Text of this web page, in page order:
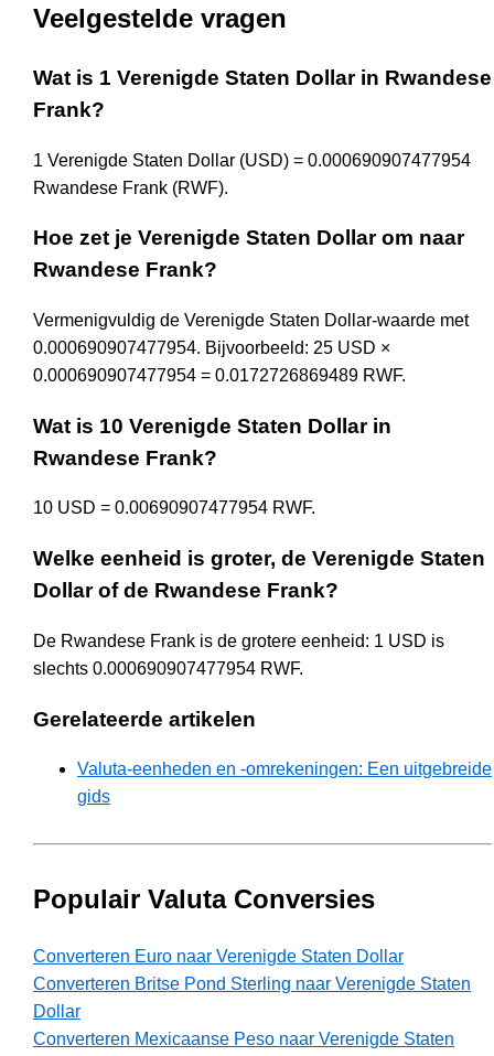
Veelgestelde vragen
Wat is 1 Verenigde Staten Dollar in Rwandese
Frank?
1 Verenigde Staten Dollar (USD) = 0.000690907477954
Rwandese Frank (RWF).
Hoe zet je Verenigde Staten Dollar om naar
Rwandese Frank?
Vermenigvuldig de Verenigde Staten Dollar-waarde met
0.000690907477954. Bijvoorbeeld: 25 USD ×
0.000690907477954 = 0.0172726869489 RWF.
Wat is 10 Verenigde Staten Dollar in
Rwandese Frank?
10 USD = 0.00690907477954 RWF.
Welke eenheid is groter, de Verenigde Staten
Dollar of de Rwandese Frank?
De Rwandese Frank is de grotere eenheid: 1 USD is
slechts 0.000690907477954 RWF.
Gerelateerde artikelen
Valuta-eenheden en -omrekeningen: Een uitgebreide
gids
Populair Valuta Conversies
Converteren Euro naar Verenigde Staten Dollar
Converteren Britse Pond Sterling naar Verenigde Staten
Dollar
Converteren Mexicaanse Peso naar Verenigde Staten